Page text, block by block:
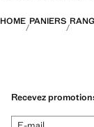
HOME PANIERS
Recevez